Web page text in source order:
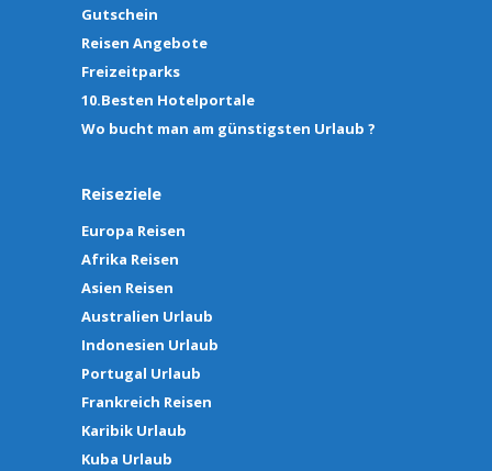
Gutschein
Reisen Angebote
Freizeitparks
10.Besten Hotelportale
Wo bucht man am günstigsten Urlaub ?
Reiseziele
Europa Reisen
Afrika Reisen
Asien Reisen
Australien Urlaub
Indonesien Urlaub
Portugal Urlaub
Frankreich Reisen
Karibik Urlaub
Kuba Urlaub